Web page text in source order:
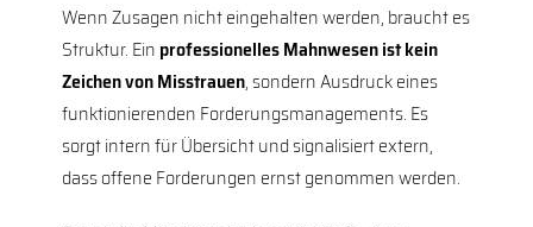
Wenn Zusagen nicht eingehalten werden, braucht es
Struktur. Ein professionelles Mahnwesen ist kein
Zeichen von Misstrauen, sondern Ausdruck eines
funktionierenden Forderungsmanagements. Es
sorgt intern für Übersicht und signalisiert extern,
dass offene Forderungen ernst genommen werden.